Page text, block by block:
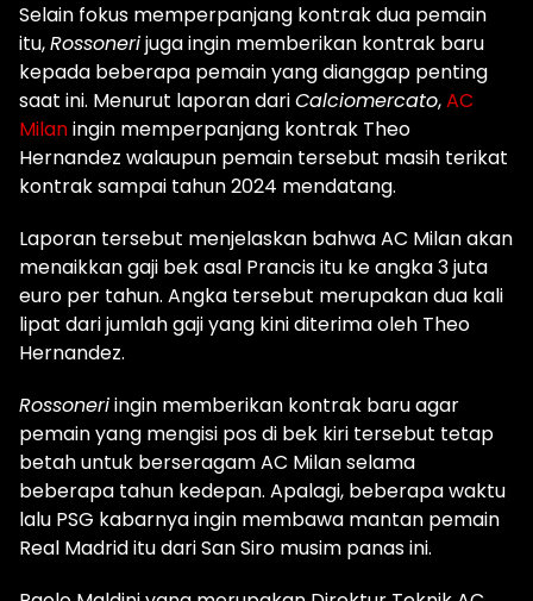
Selain fokus memperpanjang kontrak dua pemain
itu,Rossonerijuga ingin memberikan kontrak baru
kepada beberapa pemain yang dianggap penting
saat ini. Menurut laporan dariCalciomercato,AC
Milaningin memperpanjang kontrak Theo
Hernandez walaupun pemain tersebut masih terikat
kontrak sampai tahun 2024 mendatang.
Laporan tersebut menjelaskan bahwa AC Milan akan
menaikkan gaji bek asal Prancis itu ke angka 3 juta
euro per tahun. Angka tersebut merupakan dua kali
lipat dari jumlah gaji yang kini diterima oleh Theo
Hernandez.
Rossoneriingin memberikan kontrak baru agar
pemain yang mengisi pos di bek kiri tersebut tetap
betah untuk berseragam AC Milan selama
beberapa tahun kedepan. Apalagi, beberapa waktu
lalu PSG kabarnya ingin membawa mantan pemain
Real Madrid itu dari San Siro musim panas ini.